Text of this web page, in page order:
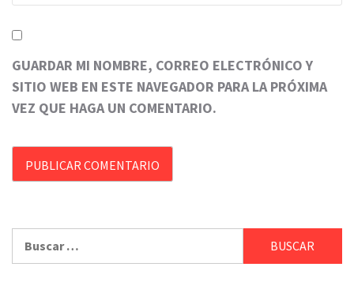
GUARDAR MI NOMBRE, CORREO ELECTRÓNICO Y
SITIO WEB EN ESTE NAVEGADOR PARA LA PRÓXIMA
VEZ QUE HAGA UN COMENTARIO.